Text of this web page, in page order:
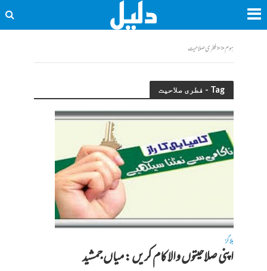
ہوم<<فطری صلاحیت
Tag - فطری صلاحیت
بلاگز
اپنی صلاحیتوں والا کام کریں : میاں جمشید